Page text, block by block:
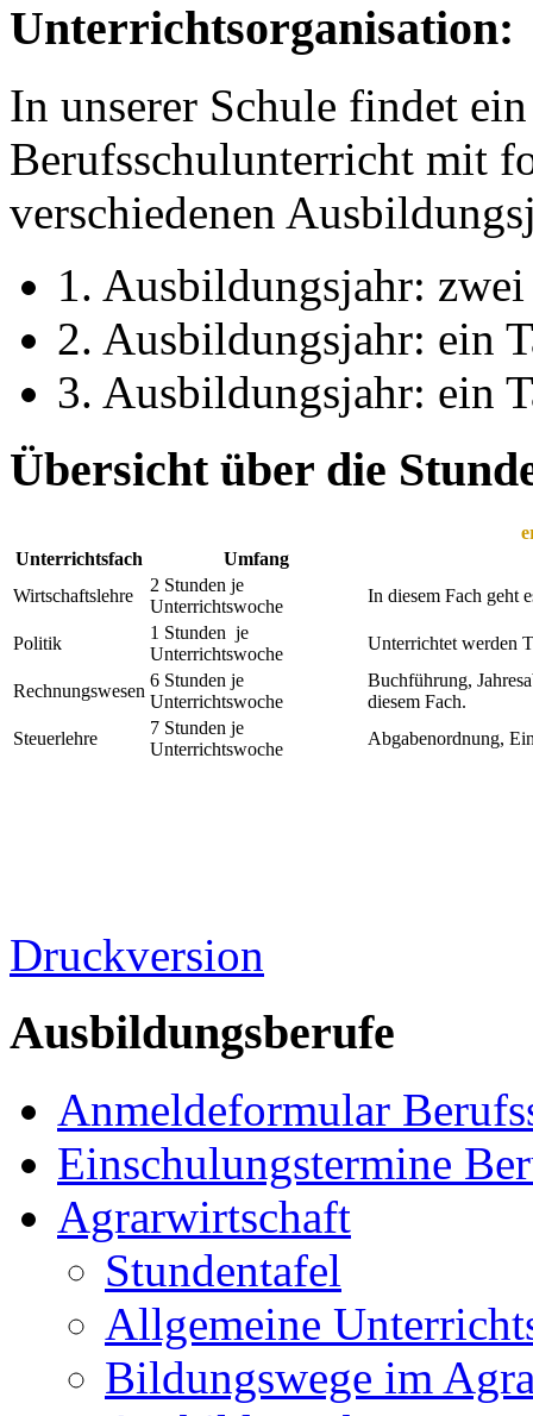
Unterrichtsorganisation:
In unserer Schule findet
Berufsschulunterricht mit
verschiedenen
1. Ausbildungsjahr:
2. Ausbildungsjahr: ein
3. Ausbildungsjahr: ein
Übersicht über die
Unterrichtsfach
Umfang
Wirtschaftslehre
2 Stunden je
Unterrichtswoche
In diesem Fach geht
Politik
1 Stunden je
Unterrichtswoche
Unterrichtet werden
Rechnungswesen
6 Stunden je
Unterrichtswoche
Buchführung,
diesem Fach.
Steuerlehre
7 Stunden je
Unterrichtswoche
Abgabenordnung,
Druckversion
Ausbildungsberufe
Anmeldeformular
Einschulungstermine
Agrarwirtschaft
Stundentafel
Allgemeine
Bildungswege im